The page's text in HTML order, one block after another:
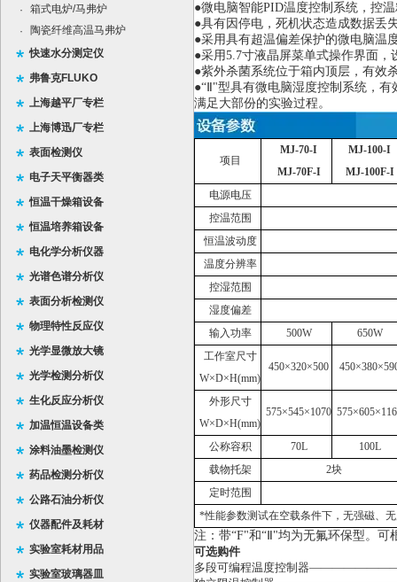
·
箱式电炉/马弗炉
·
陶瓷纤维高温马弗炉
快速水分测定仪
弗鲁克FLUKO
上海越平厂专栏
上海博迅厂专栏
表面检测仪
电子天平衡器类
恒温干燥箱设备
恒温培养箱设备
电化学分析仪器
光谱色谱分析仪
表面分析检测仪
物理特性反应仪
光学显微放大镜
光学检测分析仪
生化反应分析仪
加温恒温设备类
涂料油墨检测仪
药品检测分析仪
公路石油分析仪
仪器配件及耗材
实验室耗材用品
实验室玻璃器皿
●微电脑智能PID温度控制系统，控
●具有因停电，死机状态造成数据丢
●采用具有超温偏差保护的微电脑温
●采用5.7寸液晶屏菜单式操作界面
●紫外杀菌系统位于箱内顶层，有效
●“Ⅱ"型具有微电脑湿度控制系统，
满足大部份的实验过程。
项目
MJ-70-I
MJ-70F-I
MJ-100-I
MJ-100F-I
电源电压
控温范围
恒温波动度
温度分辨率
控湿范围
湿度偏差
输入功率
500W
650W
工作室尺寸
W×D×H(mm)
450×320×500
外形尺寸
W×D×H(mm)
575×545×1070
公称容积 70L
100L
载物托架
2块
定时范围
*性能参数测试在空载条件下，无强磁、
注：带“F"和“Ⅱ"均为无氟环保型。
可选购件
多段可编程温度控制器